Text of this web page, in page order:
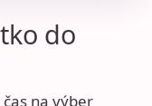
do
na výber